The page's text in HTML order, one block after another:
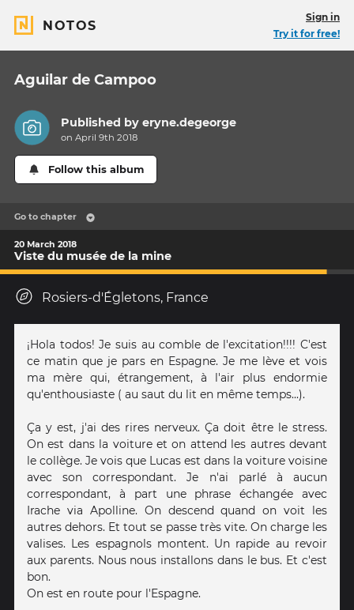
NOTOS
Sign in
Try it for free!
Aguilar de Campoo
Published byeryne.degeorge
on April 9th 2018
Follow this album
Go to chapter
20 March 2018
Viste du musée de la mine
Rosiers-d'Égletons, France
¡Hola todos! Je suis au comble de l'excitation!!!! C'est
ce matin que je pars en Espagne. Je me lève et vois
ma mère qui, étrangement, à l'air plus endormie
qu'enthousiaste ( au saut du lit en même temps...).
Ça y est, j'ai des rires nerveux. Ça doit être le stress.
On est dans la voiture et on attend les autres devant
le collège. Je vois que Lucas est dans la voiture voisine
avec son correspondant. Je n'ai parlé à aucun
correspondant, à part une phrase échangée avec
Irache via Apolline. On descend quand on voit les
autres dehors. Et tout se passe très vite. On charge les
valises. Les espagnols montent. Un rapide au revoir
aux parents. Nous nous installons dans le bus. Et c'est
bon.
On est en route pour l'Espagne.